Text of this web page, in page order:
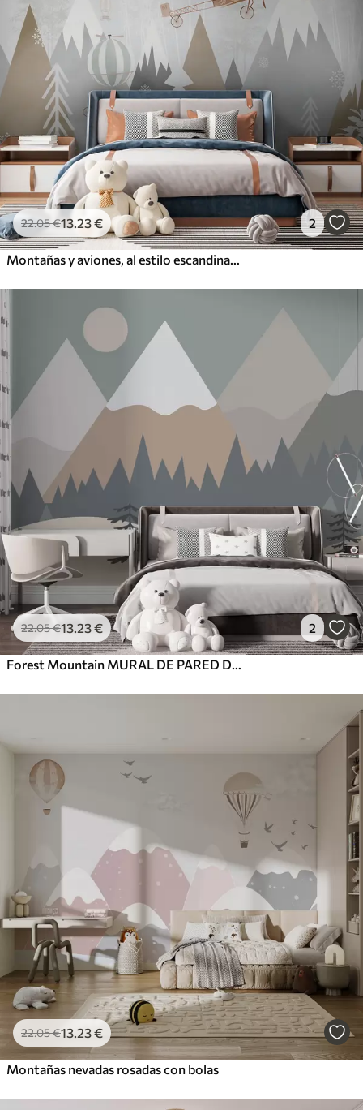
22.05€13.23€ 2
Montañas y aviones, al estilo escandinavo
22.05€13.23€ 2
Forest Mountain MURAL DE PARED DE GUARDERÍA PAPEL PINTADO DE SOL Y PÁJAROS Peel and Stick Easy Extraíble Autoadhesivo Papel tapiz para niños Papel tapiz para habitación de niños
22.05€13.23€
Montañas nevadas rosadas con bolas